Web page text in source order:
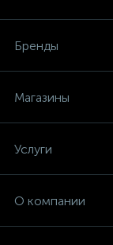
Бренды
Магазины
Услуги
О компании